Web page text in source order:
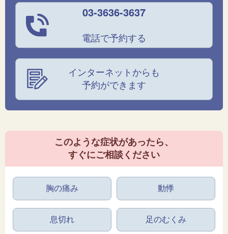
03-3636-3637
電話で予約する
インターネットからも
予約ができます
このような症状があったら、
すぐにご相談ください
胸の痛み 動悸
息切れ 足のむくみ